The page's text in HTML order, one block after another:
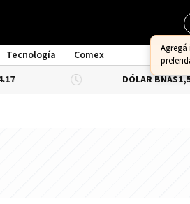
Tecnología
Comex
DÓLAR BNA $1,520.00